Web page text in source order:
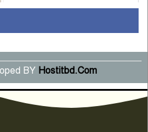
বছর পূর্তি উদযাপন
সংবাদ সম্মেলনে অভিযোগ অস্বীকার
উদ্দেশ্য প্রণোদিত সংবাদ প্রকাশের
প্রতিবাদ নাজির হাসানের
BY Hostitbd.Com